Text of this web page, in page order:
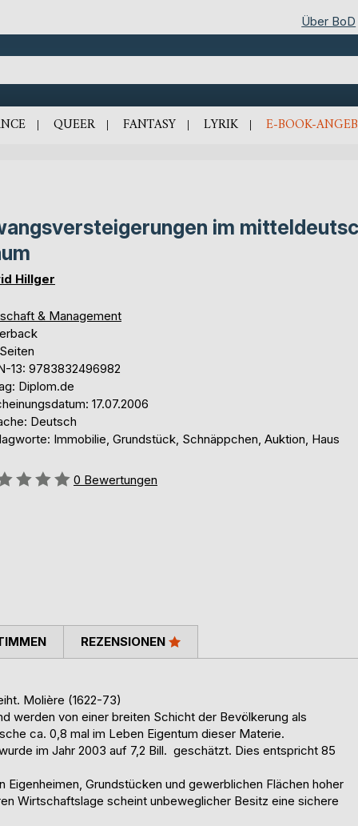
Über BoD
QUEER FANTASY LYRIK E-BOOK-
im
Hillger
& Management
13: 9783832496982
Diplom.de
17.07.2006
Deutsch
Immobilie, Grundstück, Schnäppchen, Auktion, Haus
0 Bewertungen
Molière (1622-73)
werden von einer breiten Schicht der Bevölkerung als
ca. 0,8 mal im Leben Eigentum dieser Materie.
im Jahr 2003 auf 7,2 Bill.  geschätzt. Dies entspricht 85
Grundstücken und gewerblichen Flächen hoher
Wirtschaftslage scheint unbeweglicher Besitz eine sichere
REZENSIONEN